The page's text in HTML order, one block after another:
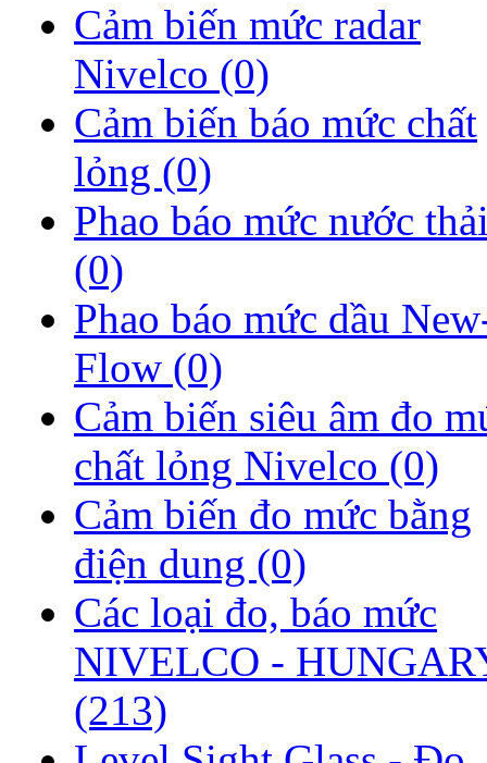
Cảm biến mức radar
Nivelco (0)
Cảm biến báo mức chất
lỏng (0)
Phao báo mức nước
(0)
Phao báo mức dầu
Flow (0)
Cảm biến siêu âm đo
chất lỏng Nivelco (0)
Cảm biến đo mức bằng
điện dung (0)
Các loại đo, báo mức
NIVELCO -
(213)